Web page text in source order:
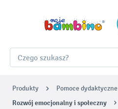
Produkty Pomoce dydaktyczne
Rozwój emocjonalny i społeczny